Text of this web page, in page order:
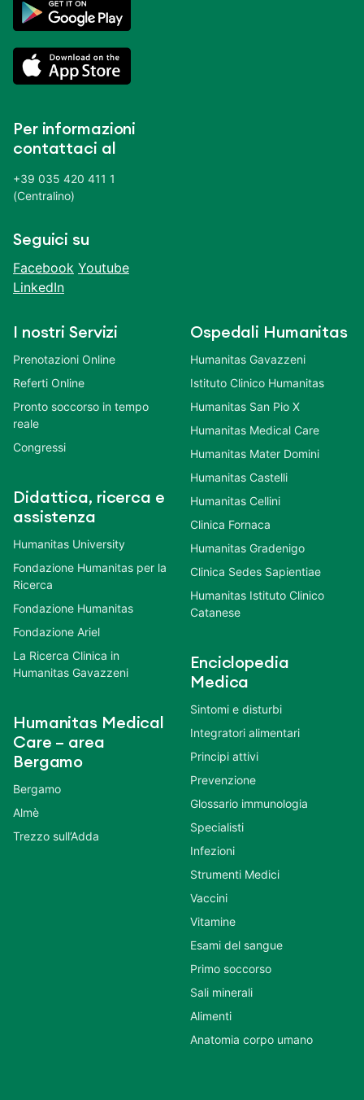
Per informazioni
contattaci al
+39 035 420 411 1
(Centralino)
Seguici su
Facebook Youtube
LinkedIn
I nostri Servizi
Prenotazioni Online
Referti Online
Pronto soccorso in tempo
reale
Congressi
Didattica, ricerca e
assistenza
Humanitas University
Fondazione Humanitas per la
Ricerca
Fondazione Humanitas
Fondazione Ariel
La Ricerca Clinica in
Humanitas Gavazzeni
Humanitas Medical
Care – area
Bergamo
Bergamo
Almè
Trezzo sull’Adda
Ospedali Humanitas
Humanitas Gavazzeni
Istituto Clinico Humanitas
Humanitas San Pio X
Humanitas Medical Care
Humanitas Mater Domini
Humanitas Castelli
Humanitas Cellini
Clinica Fornaca
Humanitas Gradenigo
Clinica Sedes Sapientiae
Humanitas Istituto Clinico
Catanese
Enciclopedia
Medica
Sintomi e disturbi
Integratori alimentari
Principi attivi
Prevenzione
Glossario immunologia
Specialisti
Infezioni
Strumenti Medici
Vaccini
Vitamine
Esami del sangue
Primo soccorso
Sali minerali
Alimenti
Anatomia corpo umano